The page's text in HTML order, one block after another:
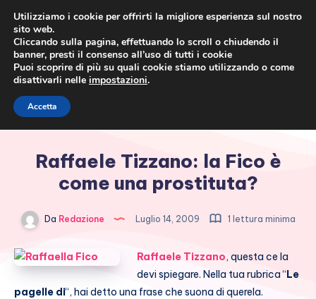
Raffaele Tizzano: la Fico è
come una prostituta?
Da Redazione Luglio 14, 2009 1 lettura minima
Raffaele Tizzano, questa ce la
devi spiegare. Nella tua rubrica “Le
pagelle di“, hai detto una frase che suona di querela.
Utilizziamo i cookie per offrirti la migliore esperienza sul nostro
sito web.
Cliccando sulla pagina, effettuando lo scroll o chiudendo il
banner, presti il consenso all’uso di tutti i cookie
Puoi scoprire di più su quali cookie stiamo utilizzando o come
disattivarli nelle impostazioni.
Accetta